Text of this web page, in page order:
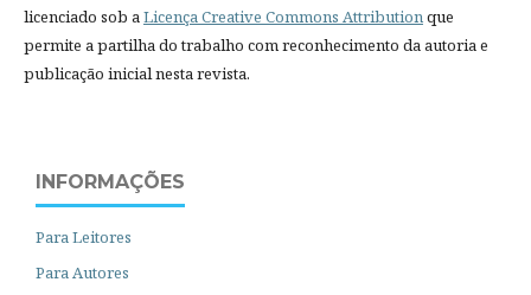
licenciado sob a Licença Creative Commons Attribution que
permite a partilha do trabalho com reconhecimento da autoria e
publicação inicial nesta revista.
INFORMAÇÕES
Para Leitores
Para Autores